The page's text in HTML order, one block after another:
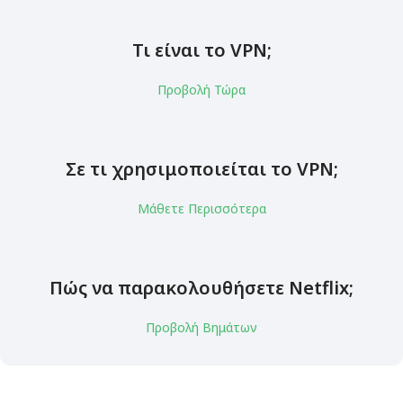
Τι είναι το VPN;
Προβολή Τώρα
Σε τι χρησιμοποιείται το VPN;
Μάθετε Περισσότερα
Πώς να παρακολουθήσετε Netflix;
Προβολή Βημάτων